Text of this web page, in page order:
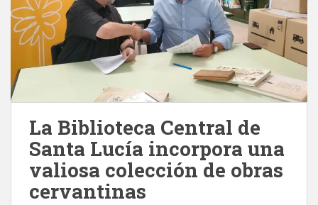
La Biblioteca Central de
Santa Lucía incorpora una
valiosa colección de obras
cervantinas